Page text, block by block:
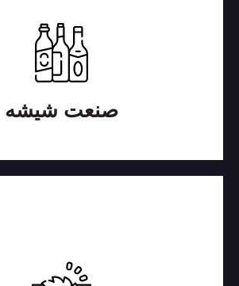
صنعت شیشه
هزینه کمتر با استفاده از
بالا
روانکارهایی که در صنعت چوب
میبایست در برابر دمای بالا، مواد